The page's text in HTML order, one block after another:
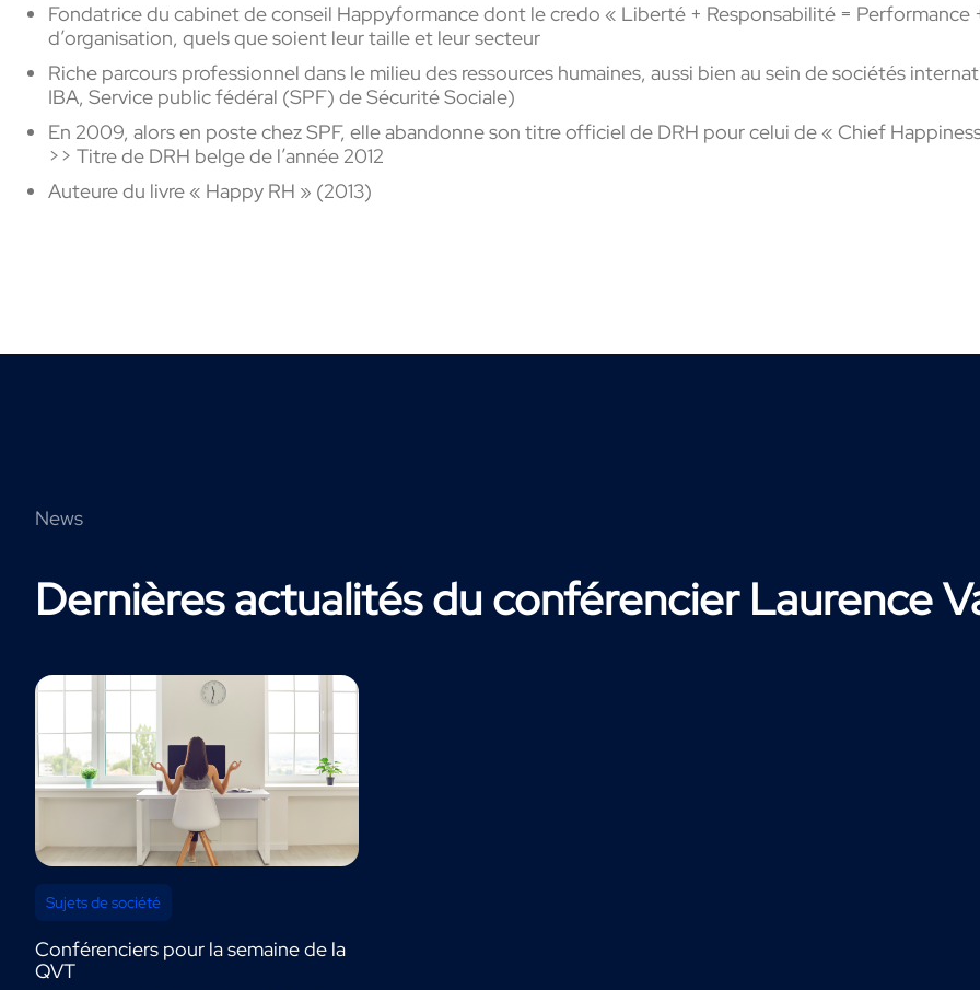
Fondatrice du cabinet de conseil Happyformance dont le credo « Liberté + Responsabilité =
d’organisation, quels que soient leur taille et leur secteur
Riche parcours professionnel dans le milieu des ressources humaines, aussi bien au sein de sociétés
IBA, Service public fédéral (SPF) de Sécurité Sociale)
En 2009, alors en poste chez SPF, elle abandonne son titre officiel de DRH pour celui de « Chief
>> Titre de DRH belge de l’année 2012
Auteure du livre « Happy RH » (2013)
News
Dernières actualités du conférencier Laurence
Sujets de société
Conférenciers pour la semaine de la
QVT